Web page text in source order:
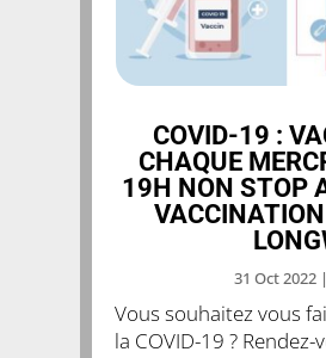
COVID-19 :
CHAQUE
19H NON STOP
31 Oct 2022|
Vous souhaitez vous
la COVID-19 ?